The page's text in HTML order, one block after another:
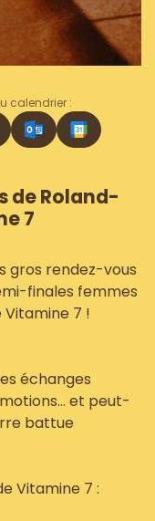
calendrier :
de Roland-
7
gros rendez-vous
finales femmes
7 !
échanges
et peut-
battue
Vitamine 7 :